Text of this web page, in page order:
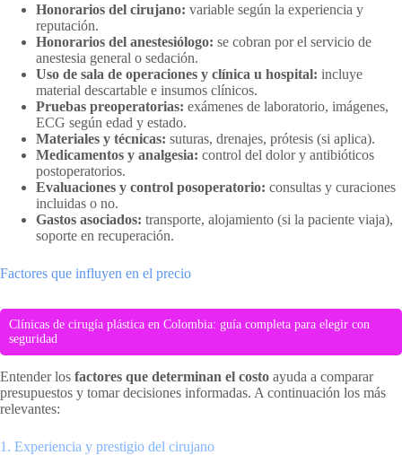
Honorarios del cirujano: variable según la experiencia y
reputación.
Honorarios del anestesiólogo: se cobran por el servicio de
anestesia general o sedación.
Uso de sala de operaciones y clínica u hospital: incluye
material descartable e insumos clínicos.
Pruebas preoperatorias: exámenes de laboratorio, imágenes,
ECG según edad y estado.
Materiales y técnicas: suturas, drenajes, prótesis (si aplica).
Medicamentos y analgesia: control del dolor y antibióticos
postoperatorios.
Evaluaciones y control posoperatorio: consultas y curaciones
incluidas o no.
Gastos asociados: transporte, alojamiento (si la paciente viaja),
soporte en recuperación.
Factores que influyen en el precio
Clínicas de cirugía plástica en Colombia: guía completa para elegir con
seguridad
Entender los factores que determinan el costo ayuda a comparar
presupuestos y tomar decisiones informadas. A continuación los más
relevantes:
1. Experiencia y prestigio del cirujano